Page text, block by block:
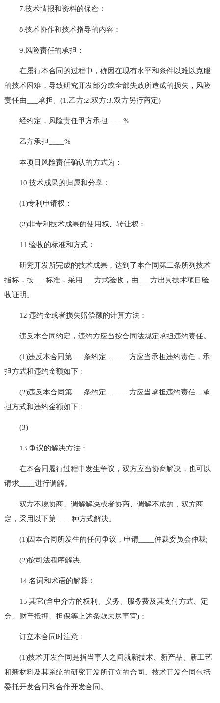
7.技术情报和资料的保密：
8.技术协作和技术指导的内容：
9.风险责任的承担：
在履行本合同的过程中，确因在现有水平和条件以难以克服
的技术困难，导致研究开发部分或全部失败所造成的损失，风险
责任由___承担。(1.乙方;2.双方;3.双方另行商定)
经约定，风险责任甲方承担____%
乙方承担____%
本项目风险责任确认的方式为：
10.技术成果的归属和分享：
(1)专利申请权：
(2)非专利技术成果的使用权、转让权：
11.验收的标准和方式：
研究开发所完成的技术成果，达到了本合同第二条所列技术
指标，按___标准，采用___方式验收，由___方出具技术项目验
收证明。
12.违约金或者损失赔偿额的计算方法：
违反本合同约定，违约方应当按合同法规定承担违约责任。
(1)违反本合同第___条约定，____方应当承担违约责任，承
担方式和违约金额如下：
(2)违反本合同第___条约定，____方应当承担违约责任，承
担方式和违约金额如下：
(3)
13.争议的解决方法：
在本合同履行过程中发生争议，双方应当协商解决，也可以
请求____进行调解。
双方不愿协商、调解解决或者协商、调解不成的，双方商
定，采用以下第____种方式解决。
(1)因本合同所发生的任何争议，申请____仲裁委员会仲裁;
(2)按司法程序解决。
14.名词和术语的解释：
15.其它(含中介方的权利、义务、服务费及其支付方式、定
金、财产抵押、担保等上述条款未尽事宜)：
订立本合同时注意：
(1)技术开发合同是指当事人之间就新技术、新产品、新工艺
和新材料及其系统的研究开发所订立的合同。技术开发合同包括
委托开发合同和合作开发合同。